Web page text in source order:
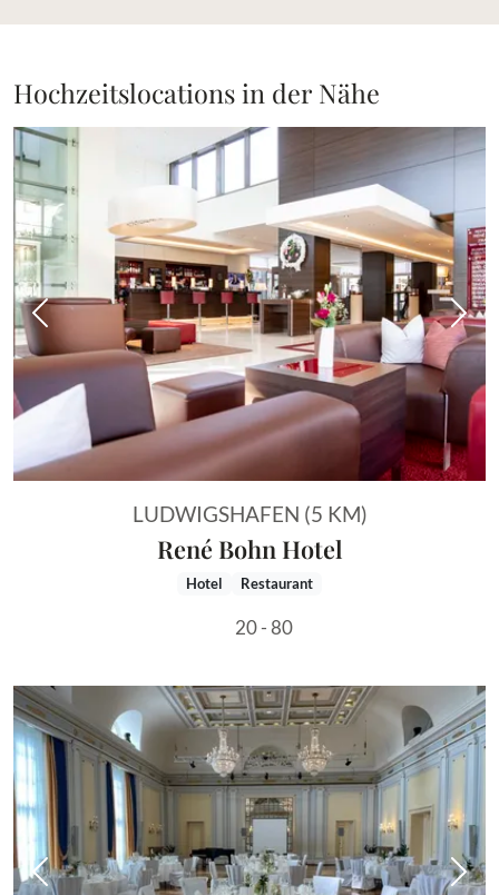
Hochzeitslocations in der Nähe
Vorheriges Bild
LUDWIGSHAFEN (5 KM)
René Bohn Hotel
Hotel Restaurant
20 - 80
Vorheriges Bild